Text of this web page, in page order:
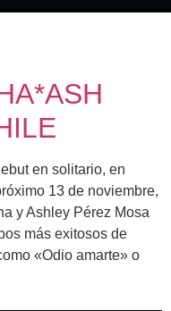
en solitario, en
13 de noviembre,
y Ashley Pérez Mosa
más exitosos de
«Odio amarte» o